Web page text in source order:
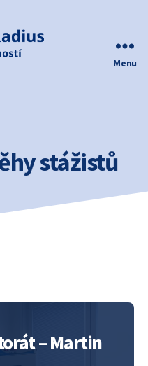
Menu
stážistů
– Martin